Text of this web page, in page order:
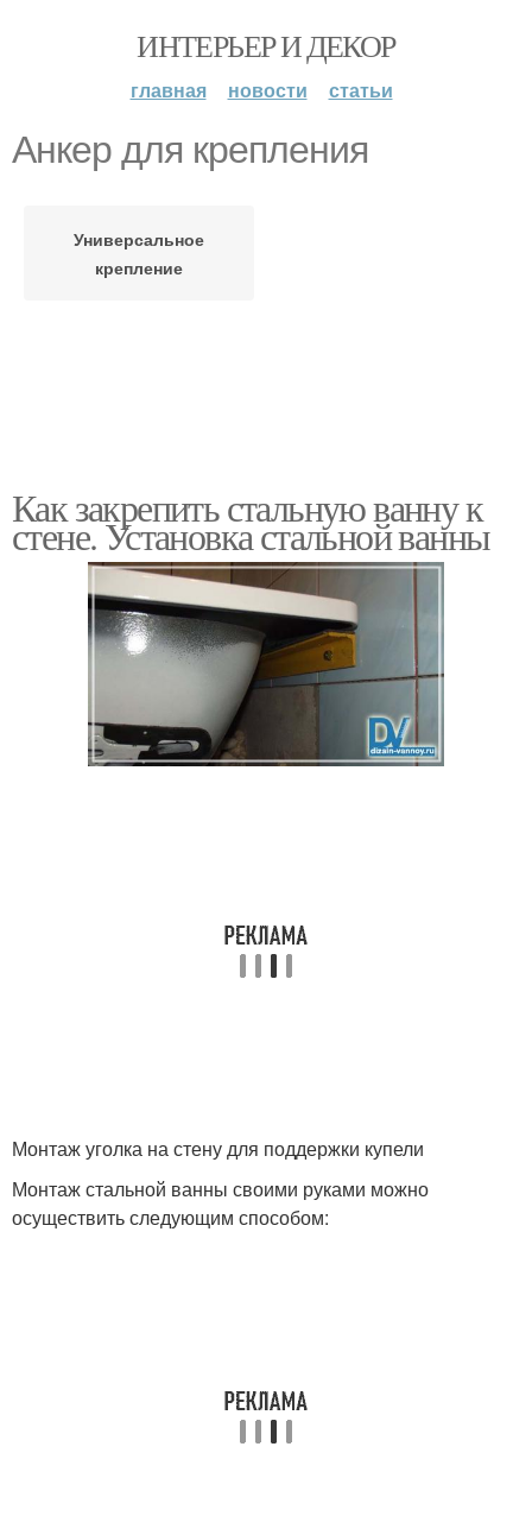
ИНТЕРЬЕР И ДЕКОР
главная новости статьи
Анкер для крепления
Универсальное
крепление
Как закрепить стальную ванну к
стене. Установка стальной ванны
Монтаж уголка на стену для поддержки купели
Монтаж стальной ванны своими руками можно
осуществить следующим способом: